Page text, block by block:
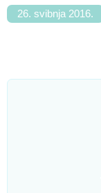
26. svibnja 2016.